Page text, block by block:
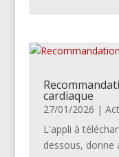
cardiaque
27/01/2026 |
L'appli à
dessous, donne